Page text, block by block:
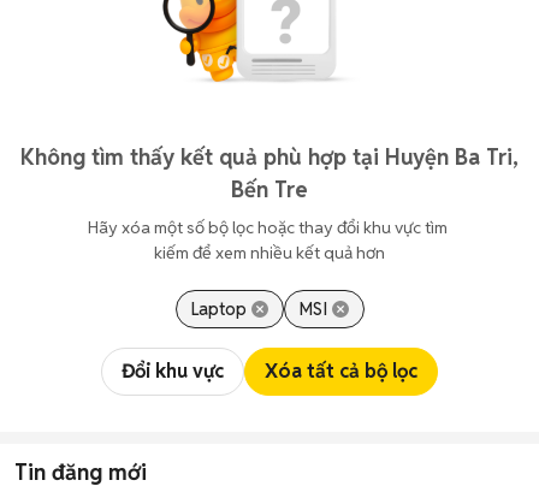
Không tìm thấy kết quả phù hợp tại Huyện Ba Tri,
Bến Tre
Hãy xóa một số bộ lọc hoặc thay đổi khu vực tìm
kiếm để xem nhiều kết quả hơn
Laptop MSI
Đổi khu vực Xóa tất cả bộ lọc
Tin đăng mới